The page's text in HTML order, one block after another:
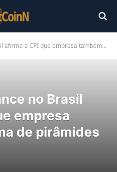
empresa também é vítima de pirâmides financeiras
no Brasil
empresa
de pirâmides